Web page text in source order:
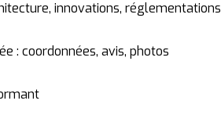
innovations, réglementations
: coordonnées, avis, photos